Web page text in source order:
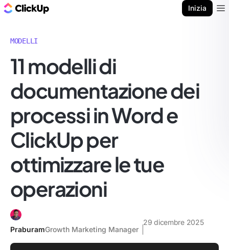
Inizia
MODELLI
11 modelli di
documentazione dei
processi in Word e
ClickUp per
ottimizzare le tue
operazioni
PraburamGrowth Marketing Manager
29 dicembre 2025